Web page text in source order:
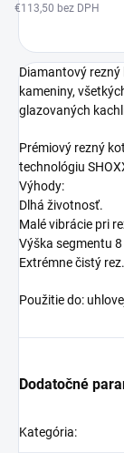
€113,50 bez DPH
Diamantový
kameniny,
glazovaných
Prémiový rezný
technológiu
Výhody:
Dlhá životnosť.
Malé vibrácie pri
Výška segmentu
Extrémne čistý rez.
Použitie do:
Dodatočné
Kategória: